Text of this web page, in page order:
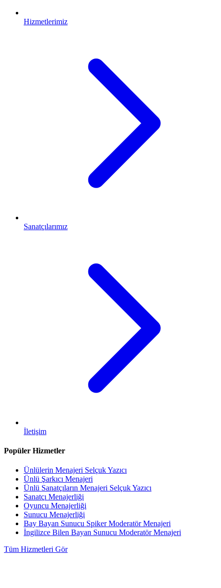
Hizmetlerimiz
Sanatçılarımız
İletişim
Popüler Hizmetler
Ünlülerin Menajeri Selçuk Yazıcı
Ünlü Şarkıcı Menajeri
Ünlü Sanatçıların Menajeri Selçuk Yazıcı
Sanatçı Menajerliği
Oyuncu Menajerliği
Sunucu Menajerliği
Bay Bayan Sunucu Spiker Moderatör Menajeri
İngilizce Bilen Bayan Sunucu Moderatör Menajeri
Tüm Hizmetleri Gör